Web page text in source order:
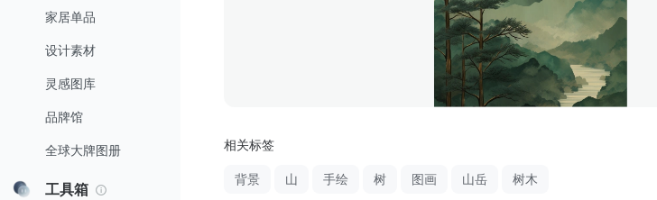
家居单品
设计素材
灵感图库
品牌馆
全球大牌图册
工具箱
相关标签
背景 山 手绘 树 图画 山岳 树木